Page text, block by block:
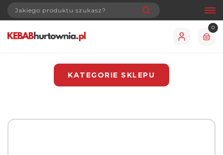
0
KATEGORIE SKLEPU